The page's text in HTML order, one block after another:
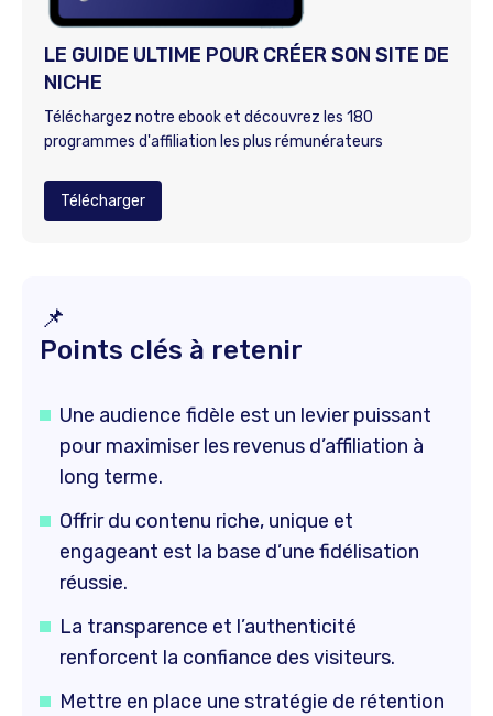
LE GUIDE ULTIME POUR CRÉER SON SITE DE
NICHE
Téléchargez notre ebook et découvrez les 180
programmes d'affiliation les plus rémunérateurs
Télécharger
📌
Points clés à retenir
Une audience fidèle est un levier puissant
pour maximiser les revenus d’affiliation à
long terme.
Offrir du contenu riche, unique et
engageant est la base d’une fidélisation
réussie.
La transparence et l’authenticité
renforcent la confiance des visiteurs.
Mettre en place une stratégie de rétention